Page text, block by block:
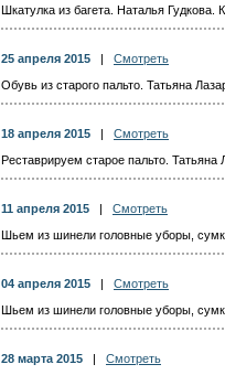
Шкатулка из багета. Наталья Гудкова.
25 апреля 2015
Смотреть
Обувь из старого пальто. Татьяна
18 апреля 2015
Смотреть
Реставрируем старое пальто. Татьяна
11 апреля 2015
Смотреть
Шьем из шинели головные уборы,
04 апреля 2015
Смотреть
Шьем из шинели головные уборы,
28 марта 2015
Смотреть